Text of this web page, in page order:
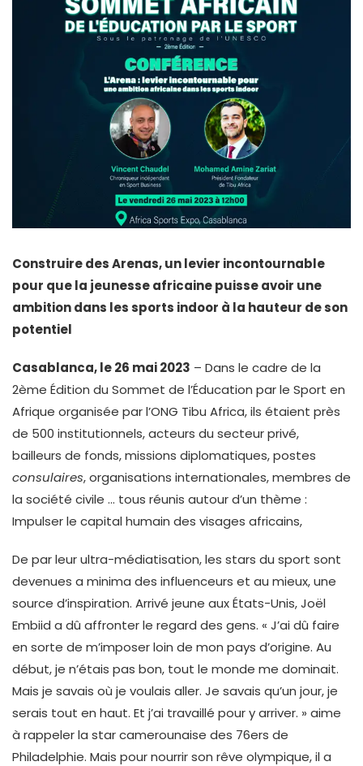
Construire des Arenas, un levier incontournable
pour que la jeunesse africaine puisse avoir une
ambition dans les sports indoor à la hauteur de son
potentiel
Casablanca, le 26 mai 2023 – Dans le cadre de la
2ème Édition du Sommet de l’Éducation par le Sport en
Afrique organisée par l’ONG Tibu Africa, ils étaient près
de 500 institutionnels, acteurs du secteur privé,
bailleurs de fonds, missions diplomatiques, postes
consulaires, organisations internationales, membres de
la société civile … tous réunis autour d’un thème :
Impulser le capital humain des visages africains,
De par leur ultra-médiatisation, les stars du sport sont
devenues a minima des influenceurs et au mieux, une
source d’inspiration. Arrivé jeune aux États-Unis, Joël
Embiid a dû affronter le regard des gens. « J’ai dû faire
en sorte de m’imposer loin de mon pays d’origine. Au
début, je n’étais pas bon, tout le monde me dominait.
Mais je savais où je voulais aller. Je savais qu’un jour, je
serais tout en haut. Et j’ai travaillé pour y arriver. » aime
à rappeler la star camerounaise des 76ers de
Philadelphie. Mais pour nourrir son rêve olympique, il a